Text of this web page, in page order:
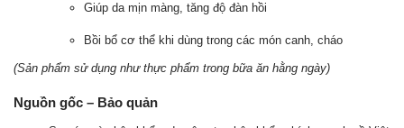
Giúp da mịn màng, tăng độ đàn hồi
Bồi bổ cơ thể khi dùng trong các món canh, cháo
(Sản phẩm sử dụng như thực phẩm trong bữa ăn hằng ngày)
Nguồn gốc – Bảo quản